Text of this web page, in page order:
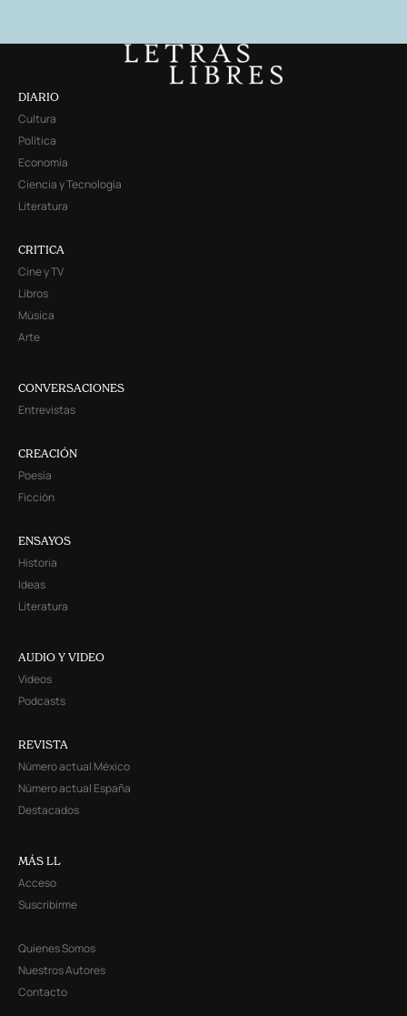
DIARIO
Cultura
Política
Economía
Ciencia y Tecnología
Literatura
CRITICA
Cine y TV
Libros
Música
Arte
CONVERSACIONES
Entrevistas
CREACIÓN
Poesía
Ficción
ENSAYOS
Historia
Ideas
Literatura
AUDIO Y VIDEO
Videos
Podcasts
REVISTA
Número actual México
Número actual España
Destacados
MÁS LL
Acceso
Suscribirme
Quienes Somos
Nuestros Autores
Contacto